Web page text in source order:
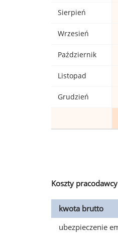
Sierpień
Wrzesień
Październik
Listopad
Grudzień
Koszty
kwota brutto
ubezpieczenie